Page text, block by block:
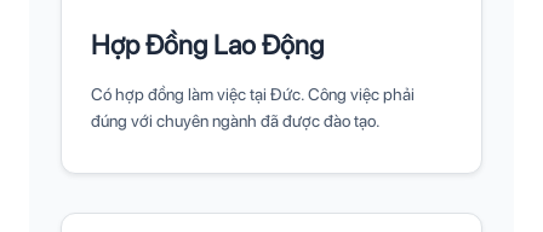
Hợp Đồng Lao Động
Có hợp đồng làm việc tại Đức. Công việc phải
đúng với chuyên ngành đã được đào tạo.